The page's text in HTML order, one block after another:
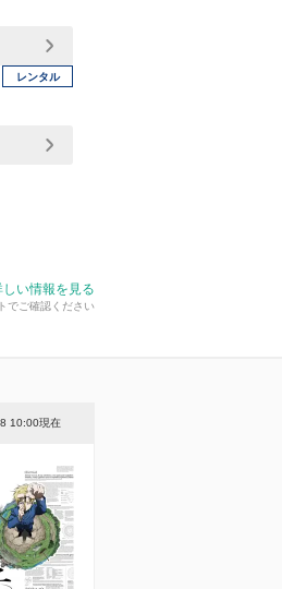
レンタル
い情報を見る
でご確認ください
10:00現在